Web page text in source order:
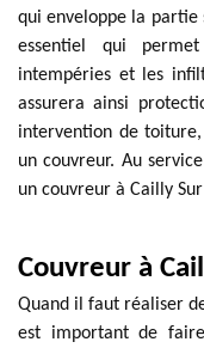
qui enveloppe la partie
essentiel qui
intempéries et les
assurera ainsi
intervention de
un couvreur. Au
un couvreur à Cailly
Couvreur à
Quand il faut réaliser
est important de